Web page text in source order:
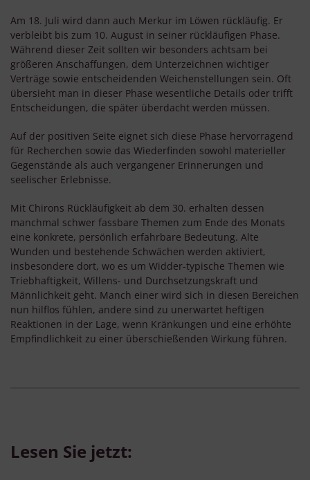
Am 18. Juli wird dann auch Merkur im Löwen rückläufig. Er
verbleibt bis zum 10. August in seiner rückläufigen Phase.
Während dieser Zeit sollten wir besonders achtsam bei
größeren Anschaffungen, dem Unterzeichnen wichtiger
Verträge sowie entscheidenden Weichenstellungen sein. Oft
übersieht man in dieser Phase wesentliche Details oder trifft
Entscheidungen, die später überdacht werden müssen.
Auf der positiven Seite eignet sich diese Phase hervorragend
für Recherchen sowie das Wiederfinden sowohl materieller
Gegenstände als auch vergangener Erinnerungen und
seelischer Erlebnisse.
Mit Chirons Rückläufigkeit ab dem 30. erhalten dessen
manchmal schwer fassbare Themen zum Ende des Monats
eine konkrete, persönlich erfahrbare Bedeutung. Alte
Wunden und bestehende Schwächen werden aktiviert,
insbesondere dort, wo es um Widder-typische Themen wie
Triebhaftigkeit, Willens- und Durchsetzungskraft und
Männlichkeit geht. Manch einer wird sich in diesen Bereichen
nun hilflos fühlen, andere sind zu unerwartet heftigen
Reaktionen in der Lage, wenn Kränkungen und eine erhöhte
Empfindlichkeit zu einer überschießenden Wirkung führen.
Lesen Sie jetzt: